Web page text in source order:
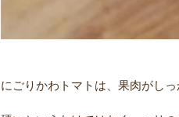
にごりかわトマトは、果肉がし